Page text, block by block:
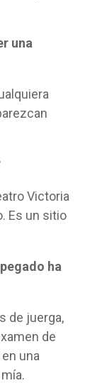
una
Victoria
Es un sitio
ha
de juerga,
de
una